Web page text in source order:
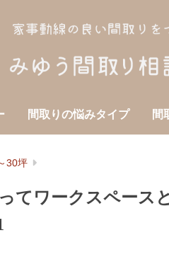
間取りの悩みタイプ 間
30坪
てワークスペース